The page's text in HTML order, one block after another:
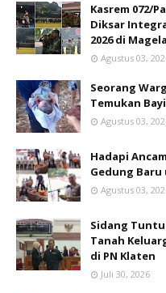
Kasrem 072/
Diksar
2026 di
Agustus 03,
Seorang
Temukan
Agustus 03,
Hadapi
Gedung
Agustus 03,
Sidang
Tanah
di PN Klaten
Juli 30, 2026